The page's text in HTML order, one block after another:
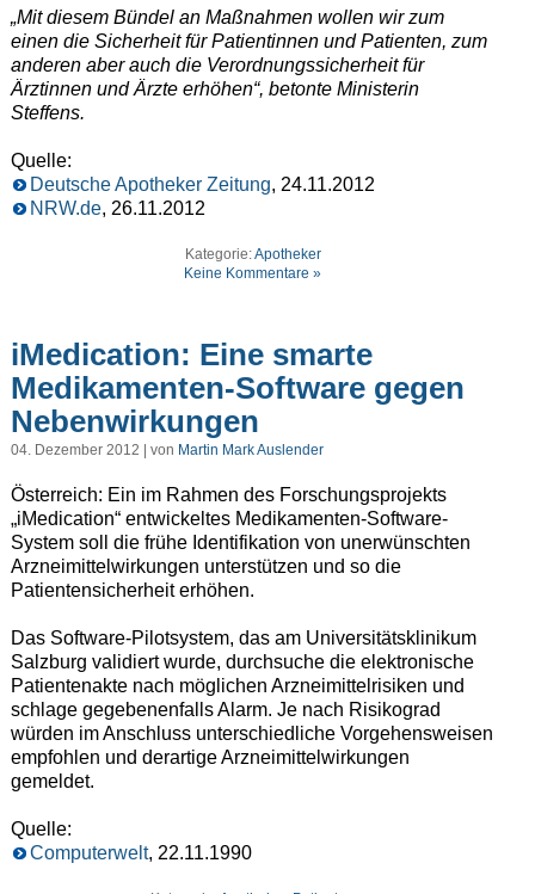
„Mit diesem Bündel an Maßnahmen wollen wir zum
einen die Sicherheit für Patientinnen und Patienten, zum
anderen aber auch die Verordnungssicherheit für
Ärztinnen und Ärzte erhöhen“, betonte Ministerin
Steffens.
Quelle:
Deutsche Apotheker Zeitung, 24.11.2012
NRW.de, 26.11.2012
Kategorie:Apotheker
Keine Kommentare »
iMedication: Eine smarte
Medikamenten-Software gegen
Nebenwirkungen
04. Dezember 2012 | von Martin Mark Auslender
Österreich: Ein im Rahmen des Forschungsprojekts
„iMedication“ entwickeltes Medikamenten-Software-
System soll die frühe Identifikation von unerwünschten
Arzneimittelwirkungen unterstützen und so die
Patientensicherheit erhöhen.
Das Software-Pilotsystem, das am Universitätsklinikum
Salzburg validiert wurde, durchsuche die elektronische
Patientenakte nach möglichen Arzneimittelrisiken und
schlage gegebenenfalls Alarm. Je nach Risikograd
würden im Anschluss unterschiedliche Vorgehensweisen
empfohlen und derartige Arzneimittelwirkungen
gemeldet.
Quelle:
Computerwelt, 22.11.1990